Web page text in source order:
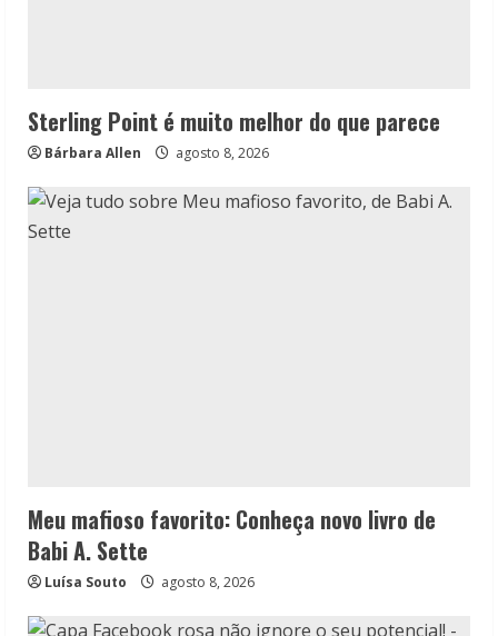
Sterling Point é muito melhor do que parece
Bárbara Allen agosto 8, 2026
Meu mafioso favorito: Conheça novo livro de
Babi A. Sette
Luísa Souto agosto 8, 2026